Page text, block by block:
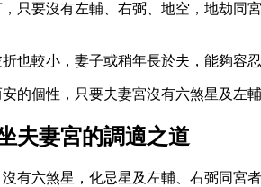
只要沒有左輔、右弼、地空，地劫同
也較小，妻子或稍年長於夫，能夠容
的個性，只要夫妻宮沒有六煞星及左
夫妻宮的調適之道
有六煞星，化忌星及左輔、右弼同宮